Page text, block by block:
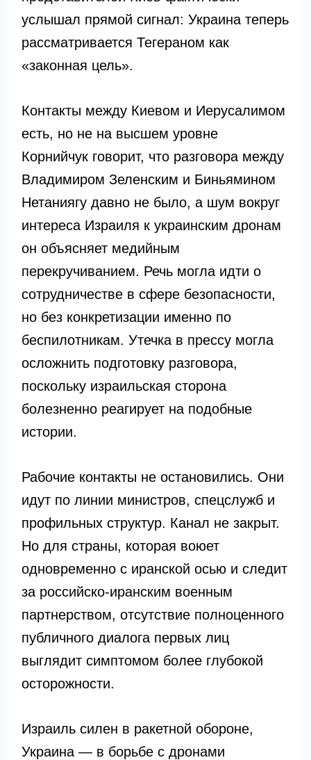
услышал прямой сигнал: Украина теперь
рассматривается Тегераном как
«законная цель».
Контакты между Киевом и Иерусалимом
есть, но не на высшем уровне
Корнийчук говорит, что разговора между
Владимиром Зеленским и Биньямином
Нетаниягу давно не было, а шум вокруг
интереса Израиля к украинским дронам
он объясняет медийным
перекручиванием. Речь могла идти о
сотрудничестве в сфере безопасности,
но без конкретизации именно по
беспилотникам. Утечка в прессу могла
осложнить подготовку разговора,
поскольку израильская сторона
болезненно реагирует на подобные
истории.
Рабочие контакты не остановились. Они
идут по линии министров, спецслужб и
профильных структур. Канал не закрыт.
Но для страны, которая воюет
одновременно с иранской осью и следит
за российско-иранским военным
партнерством, отсутствие полноценного
публичного диалога первых лиц
выглядит симптомом более глубокой
осторожности.
Израиль силен в ракетной обороне,
Украина — в борьбе с дронами